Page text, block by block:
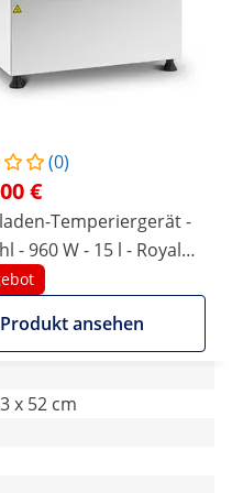
(0)
€
Temperiergerät -
- 960 W - 15 l - Royal
Produkt ansehen
x 52 cm